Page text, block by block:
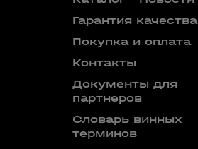
Гарантия качества
Покупка и оплата
Контакты
Документы для
партнеров
Словарь винных
терминов